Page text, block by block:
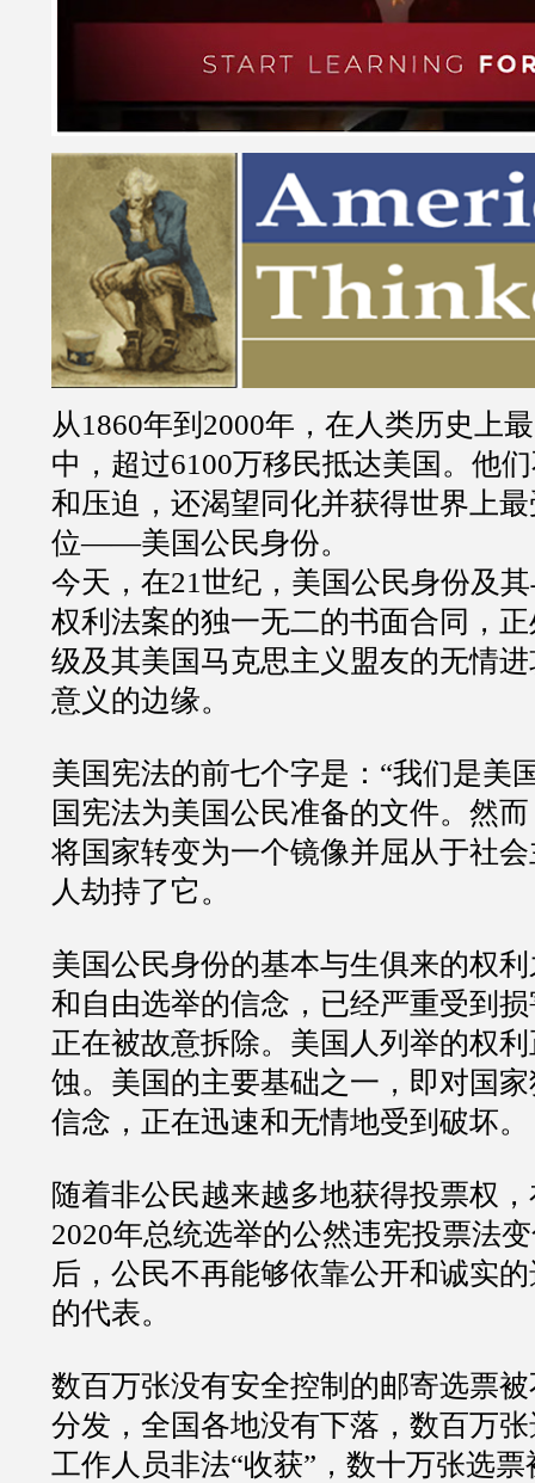
从1860年到2000年，在人类历史上
中，超过6100万移民抵达美国。他
和压迫，还渴望同化并获得世界上
位——美国公民身份。
今天，在21世纪，美国公民身份及
权利法案的独一无二的书面合同，
级及其美国马克思主义盟友的无情
意义的边缘。
美国宪法的前七个字是：“我们是美
国宪法为美国公民准备的文件。然
将国家转变为一个镜像并屈从于社
人劫持了它。
美国公民身份的基本与生俱来的权
和自由选举的信念，已经严重受到
正在被故意拆除。美国人列举的权
蚀。美国的主要基础之一，即对国
信念，正在迅速和无情地受到破坏。
随着非公民越来越多地获得投票权
2020年总统选举的公然违宪投票法
后，公民不再能够依靠公开和诚实
的代表。
数百万张没有安全控制的邮寄选票
分发，全国各地没有下落，数百万
工作人员非法“收获”，数十万张选票